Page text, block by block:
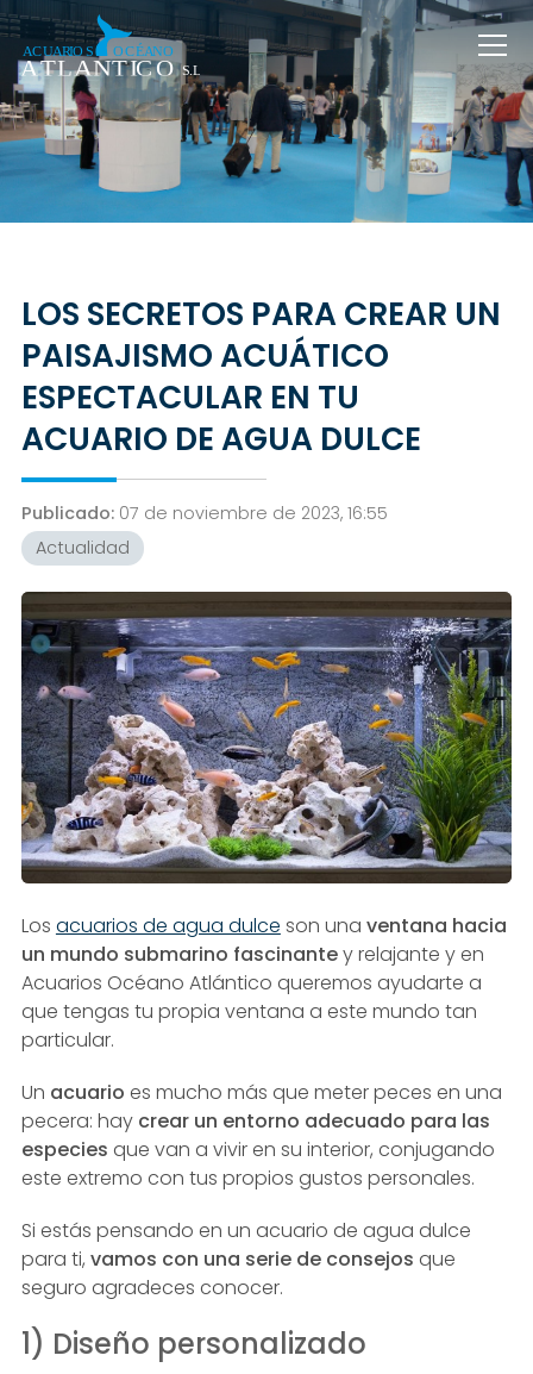
LOS SECRETOS PARA CREAR UN
PAISAJISMO ACUÁTICO
ESPECTACULAR EN TU
ACUARIO DE AGUA DULCE
Publicado: 07 de noviembre de 2023, 16:55
Actualidad
Los acuarios de agua dulce son una ventana hacia
un mundo submarino fascinantey relajante y en
Acuarios Océano Atlántico queremos ayudarte a
que tengas tu propia ventana a este mundo tan
particular.
Un acuario es mucho más que meter peces en una
pecera: hay crear un entorno adecuado para las
especies que van a vivir en su interior, conjugando
este extremo con tus propios gustos personales.
Si estás pensando en un acuario de agua dulce
para ti, vamos con una serie de consejos que
seguro agradeces conocer.
1) Diseño personalizado